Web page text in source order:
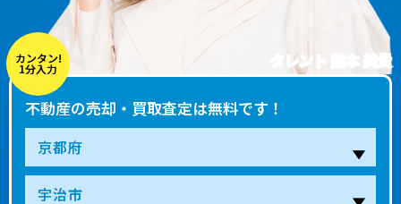
タレント 藤本 美貴
カンタン!
1分入力
不動産の売却・買取査定は無料です！